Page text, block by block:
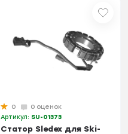
0
0 оценок
Артикул: SU-01373
Статор Sledex для Ski-